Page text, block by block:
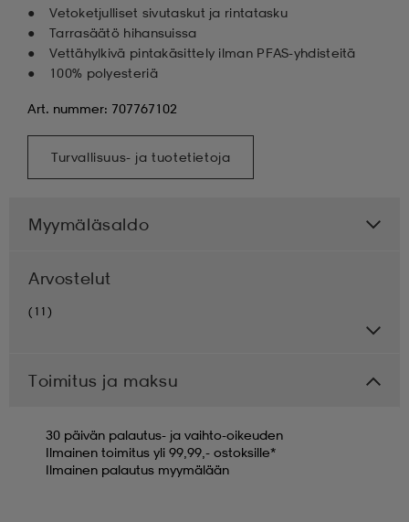
Vetoketjulliset sivutaskut ja rintatasku
Tarrasäätö hihansuissa
Vettähylkivä pintakäsittely ilman PFAS-yhdisteitä
100% polyesteriä
Art. nummer: 707767102
Turvallisuus- ja tuotetietoja
Myymäläsaldo
Arvostelut
(11)
Toimitus ja maksu
30 päivän palautus- ja vaihto-oikeuden
Ilmainen toimitus yli 99,99,- ostoksille*
Ilmainen palautus myymälään